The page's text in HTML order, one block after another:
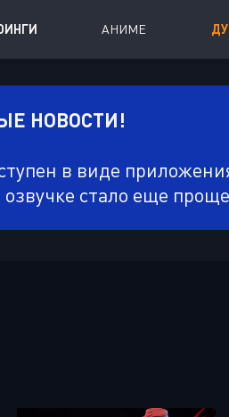
АНИМЕ
Аниме сериалы
Аниме OVA
НОВОСТИ!
в виде
стало еще